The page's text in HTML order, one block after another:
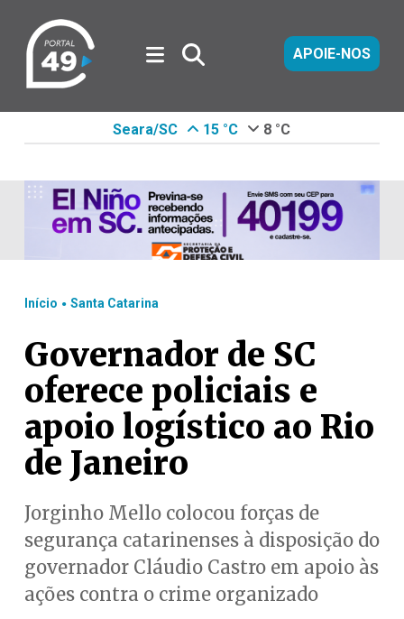
APOIE-NOS
Seara/SC 15 °C 8 °C
Início . Santa Catarina
Governador de SC
oferece policiais e
apoio logístico ao Rio
de Janeiro
Jorginho Mello colocou forças de
segurança catarinenses à disposição do
governador Cláudio Castro em apoio às
ações contra o crime organizado